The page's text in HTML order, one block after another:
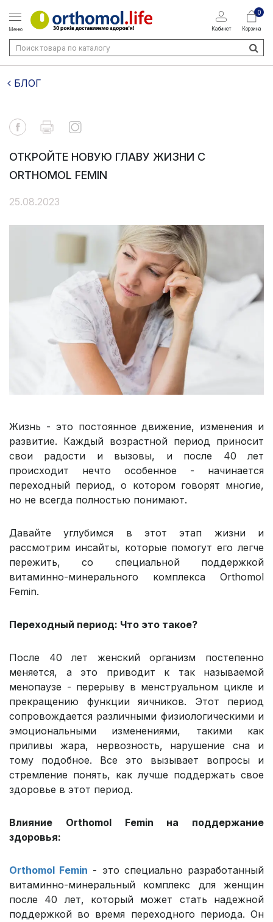
Меню Кабинет
0
Корзина
БЛОГ
ОТКРОЙТЕ НОВУЮ ГЛАВУ ЖИЗНИ С
ORTHOMOL FEMIN
25.08.2023
Жизнь - это постоянное движение, изменения и
развитие. Каждый возрастной период приносит
свои радости и вызовы, и после 40 лет
происходит нечто особенное - начинается
переходный период, о котором говорят многие,
но не всегда полностью понимают.
Давайте углубимся в этот этап жизни и
рассмотрим инсайты, которые помогут его легче
пережить, со специальной поддержкой
витаминно-минерального комплекса Orthomol
Femin.
Переходный период: Что это такое?
После 40 лет женский организм постепенно
меняется, а это приводит к так называемой
менопаузе - перерыву в менструальном цикле и
прекращению функции яичников. Этот период
сопровождается различными физиологическими и
эмоциональными изменениями, такими как
приливы жара, нервозность, нарушение сна и
тому подобное. Все это вызывает вопросы и
стремление понять, как лучше поддержать свое
здоровье в этот период.
Влияние Orthomol Femin на поддержание
здоровья:
Orthomol Femin - это специально разработанный
витаминно-минеральный комплекс для женщин
после 40 лет, который может стать надежной
поддержкой во время переходного периода. Он